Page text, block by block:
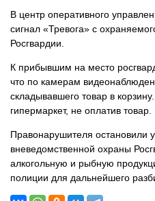
В центр оперативного
сигнал «Тревога» с
Росгвардии.
К прибывшим на место
что по камерам
складывавшего товар в
гипермаркет, не оплатив товар.
Правонарушителя остановили
вневедомственной охраны
алкогольную и рыбную
полиции для дальнейшего